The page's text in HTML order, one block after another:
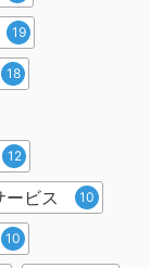
19
18
12
ービス 10
10